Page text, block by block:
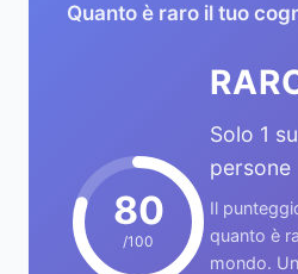
Quanto è raro il tuo
80
/100
Solo 1
persone
Il
quanto è
mondo.